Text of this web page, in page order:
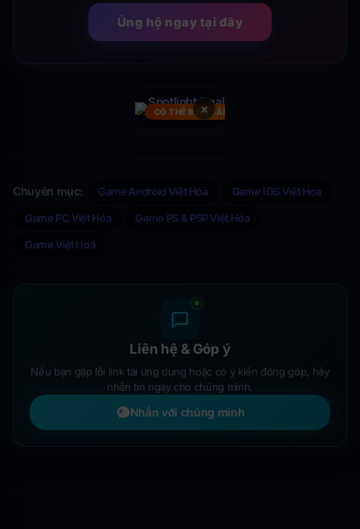
Ủng hộ ngay tại đây
×
CÓ THỂ BẠN CẦN
Chuyên mục: Game Android Việt Hóa Game IOS Việt Hóa
Game PC Việt Hóa Game PS & PSP Việt Hóa
Game Việt Hoá
Liên hệ & Góp ý
Nếu bạn gặp lỗi link tải ứng dụng hoặc có ý kiến đóng góp, hãy
nhắn tin ngay cho chúng mình.
Nhắn với chúng mình